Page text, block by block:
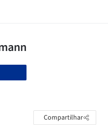
Compartilhar